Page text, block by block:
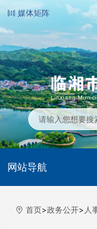
媒体矩阵
网站导航
首页>政务公开> 人